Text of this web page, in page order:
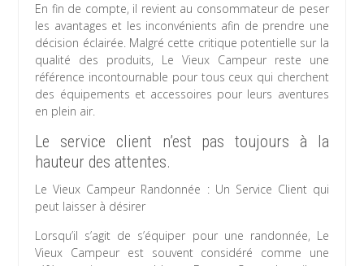
En fin de compte, il revient au consommateur de peser
les avantages et les inconvénients afin de prendre une
décision éclairée. Malgré cette critique potentielle sur la
qualité des produits, Le Vieux Campeur reste une
référence incontournable pour tous ceux qui cherchent
des équipements et accessoires pour leurs aventures
en plein air.
Le service client n’est pas toujours à la
hauteur des attentes.
Le Vieux Campeur Randonnée : Un Service Client qui
peut laisser à désirer
Lorsqu’il s’agit de s’équiper pour une randonnée, Le
Vieux Campeur est souvent considéré comme une